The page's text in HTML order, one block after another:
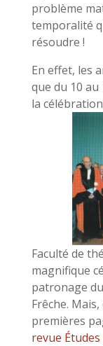
problème
temporalité
résoudre !
En effet, les
que du 10
la
Faculté de
magnifique
patronage
Frêche.
premières
revue